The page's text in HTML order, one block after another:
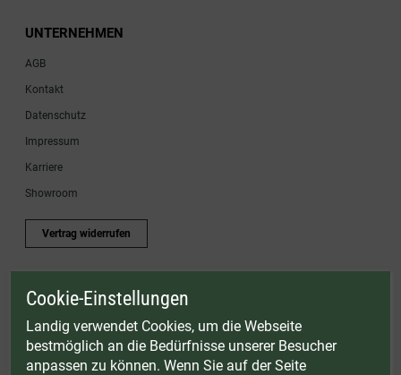
UNTERNEHMEN
AGB
Kontakt
Datenschutz
Impressum
Karriere
Showroom
Vertrag widerrufen
* Gültig bis einschließlich 17.08.2026. Keine Barauszahlung möglich. Nicht mit
Zubehörartikel. Nicht einlösbar auf bereits rabattierte Sets.
© Landig 1982-2026 (44 Jahre Qualität)
Cookie-Einstellungen
Landig verwendet Cookies, um die Webseite
bestmöglich an die Bedürfnisse unserer Besucher
anpassen zu können. Wenn Sie auf der Seite